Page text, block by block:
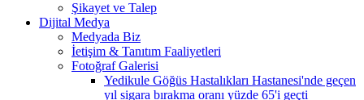
Şikayet ve Talep
Dijital Medya
Medyada Biz
İetişim & Tanıtım Faaliyetleri
Fotoğraf Galerisi
Yedikule Göğüs Hastalıkları Hastanesi'nde geçen
yıl sigara bırakma oranı yüzde 65'i geçti